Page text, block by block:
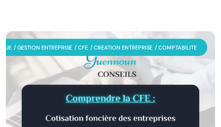
GESTION ENTREPRISE CFE CREATION ENTREPRISE COMPTABILITE